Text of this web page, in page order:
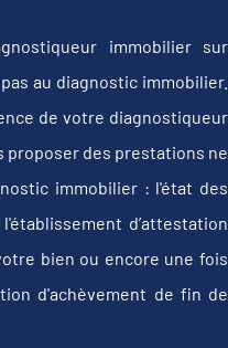
immobilier sur
au diagnostic immobilier.
de votre diagnostiqueur
des prestations ne
immobilier : l'état des
d’attestation
bien ou encore une fois
d'achèvement de fin de